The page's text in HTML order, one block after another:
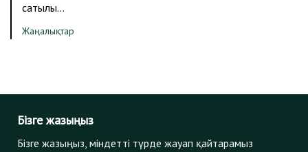
сатылы…
Жаңалықтар
Бізге жазыңыз
Бізге жазыңыз, міндетті түрде жауап қайтарамыз